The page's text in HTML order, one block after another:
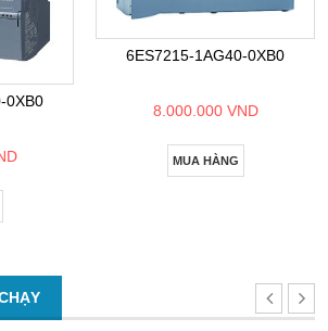
0XB0
6ES7215-1AG40-0XB0
8.000.000 VND
MUA HÀNG